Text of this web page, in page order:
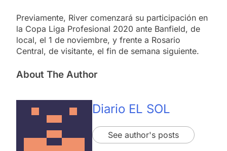
Previamente, River comenzará su participación en
la Copa Liga Profesional 2020 ante Banfield, de
local, el 1 de noviembre, y frente a Rosario
Central, de visitante, el fin de semana siguiente.
About The Author
Diario EL SOL
See author's posts